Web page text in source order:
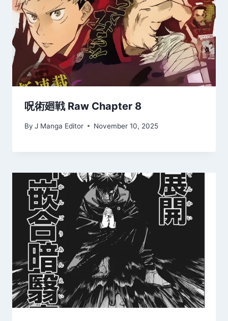
呪術廻戦 Raw Chapter 8
By J Manga Editor November 10, 2025